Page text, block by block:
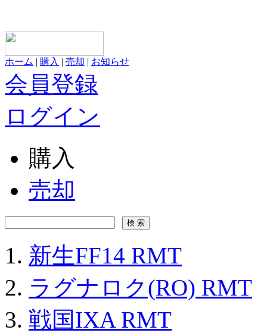
ホーム | 購入 | 売却 | お知らせ
会員登録
ログイン
購入
売却
新生FF14 RMT
ラグナロク(RO) RMT
戦国IXA RMT